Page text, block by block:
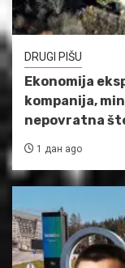
DRUGI PIŠU
Ekonomija
kompanija,
nepovratna
1 дан ago